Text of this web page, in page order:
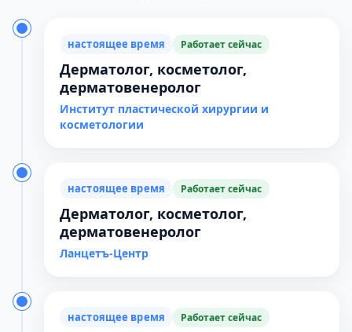
настоящее время Работает сейчас
Дерматолог, косметолог,
дерматовенеролог
Институт пластической хирургии и
косметологии
настоящее время Работает сейчас
Дерматолог, косметолог,
дерматовенеролог
Ланцетъ-Центр
настоящее время Работает сейчас